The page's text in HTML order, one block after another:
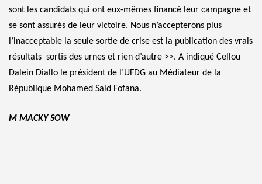
sont les candidats qui ont eux-mêmes financé leur campagne et
se sont assurés de leur victoire. Nous n’accepterons plus
l’inacceptable la seule sortie de crise est la publication des vrais
résultats sortis des urnes et rien d’autre >>. A indiqué Cellou
Dalein Diallo le président de l’UFDG au Médiateur de la
République Mohamed Said Fofana.
M MACKY SOW